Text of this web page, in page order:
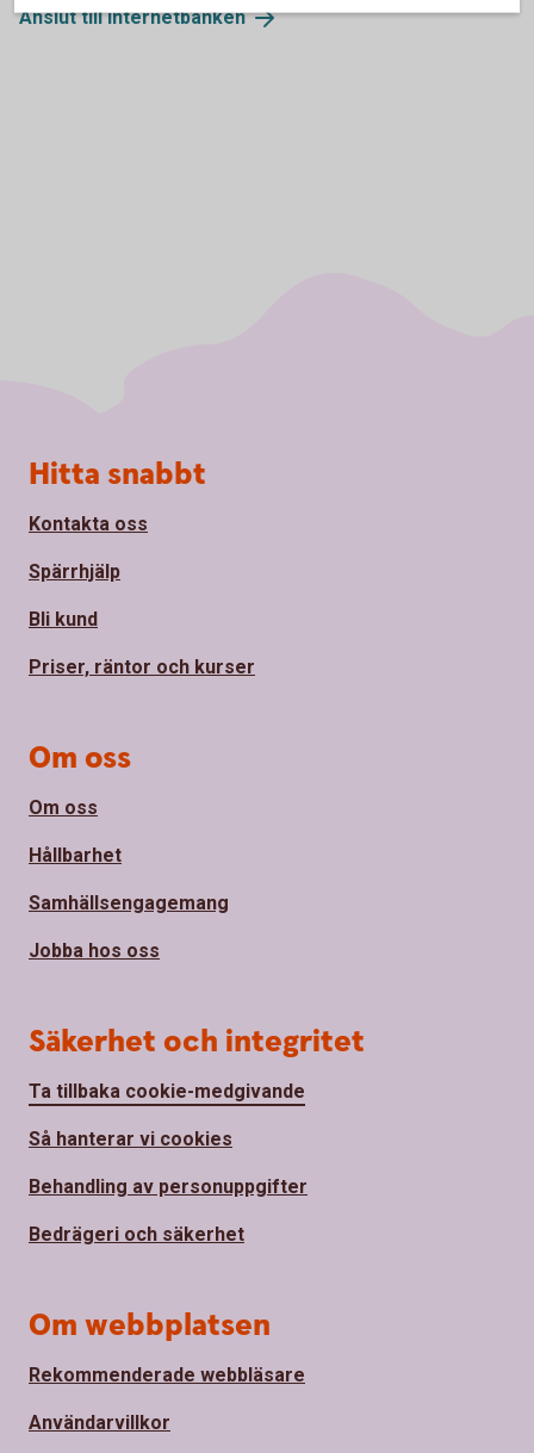
Anslut tillinternetbanken
Sidfot
Hitta snabbt
Kontakta oss
Spärrhjälp
Bli kund
Priser, räntor och kurser
Om oss
Om oss
Hållbarhet
Samhällsengagemang
Jobba hos oss
Säkerhet och integritet
Ta tillbaka cookie-medgivande
Så hanterar vi cookies
Behandling av personuppgifter
Bedrägeri och säkerhet
Om webbplatsen
Rekommenderade webbläsare
Användarvillkor